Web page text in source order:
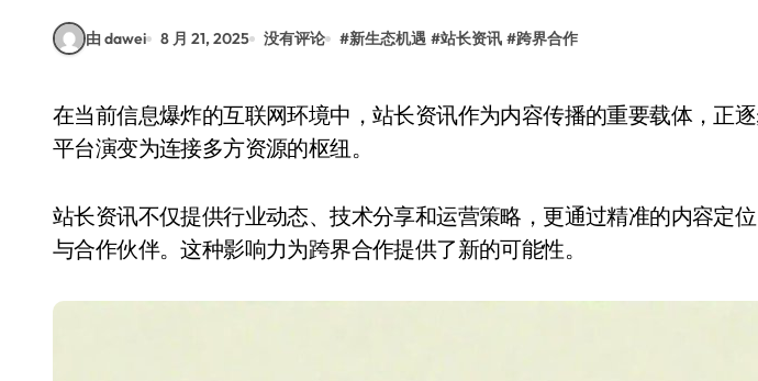
由 dawei 8 月 21, 2025 没有评论 #新生态机遇 #站长资讯 #跨界合作
在当前信息爆炸的互联网环境中，站长资讯作为内容传播的重要载体，正逐步从单一的信息发布
平台演变为连接多方资源的枢纽。
站长资讯不仅提供行业动态、技术分享和运营策略，更通过精准的内容定
与合作伙伴。这种影响力为跨界合作提供了新的可能性。